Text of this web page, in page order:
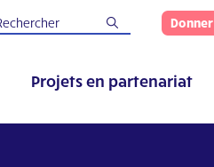
Donner
Projets en partenariat